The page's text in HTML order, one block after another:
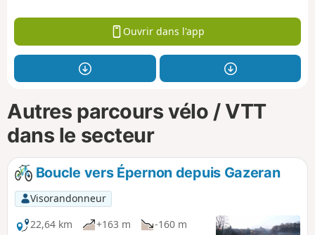
Ouvrir dans l'app
Autres parcours vélo / VTT
dans le secteur
Boucle vers Épernon depuis Gazeran
Visorandonneur
22,64 km
+163 m
-160 m